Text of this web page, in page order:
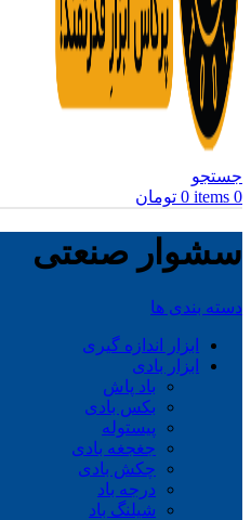
جستجو
0
items
0 تومان
سشوار صنعتی
دسته بندی ها
ابزار اندازه گیری
ابزار بادی
باد پاش
بکس بادی
پیستوله
جغجغه بادی
چکش بادی
درجه باد
شیلنگ باد